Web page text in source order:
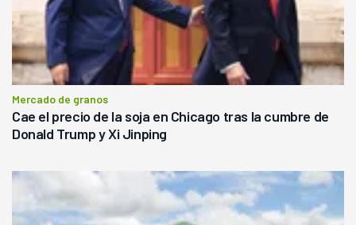
Mercado de granos
Cae el precio de la soja en Chicago tras la cumbre de
Donald Trump y Xi Jinping